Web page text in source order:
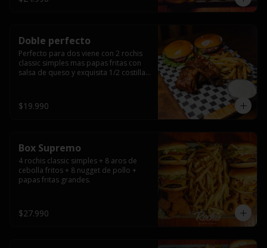
Doble perfecto
Perfecto para dos viene con 2 rochis
classic simples mas papas fritas con
salsa de queso y exquisita 1/2 costilla
$19.990
Box Supremo
4 rochis classic simples + 8 aros de
cebolla fritos + 8 nugget de pollo +
papas fritas grandes.
$27.990